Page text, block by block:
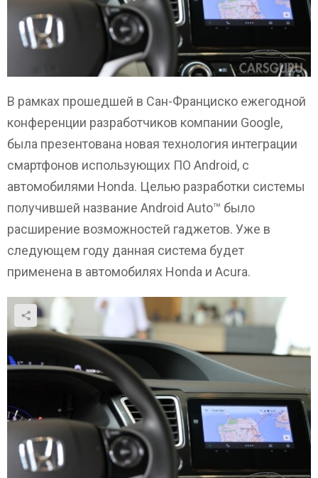
В рамках прошедшей в Сан-Франциско ежегодной
конференции разработчиков компании Google,
была презентована новая технология интеграции
смартфонов использующих ПО Android, с
автомобилями Honda. Целью разработки системы
получившей название Android Auto™ было
расширение возможностей гаджетов. Уже в
следующем году данная система будет
применена в автомобилях Honda и Acura.